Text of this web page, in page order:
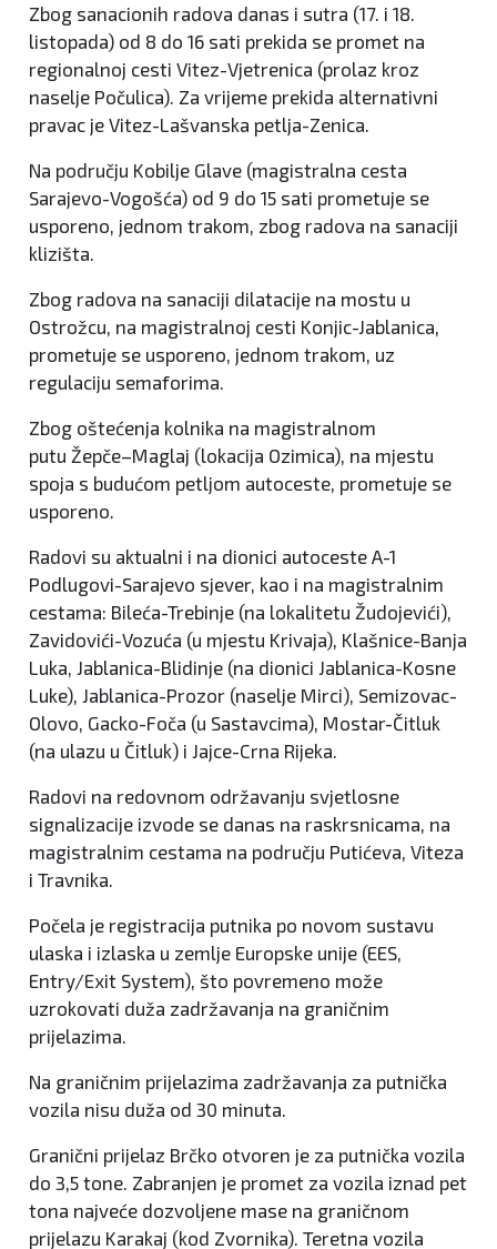
Zbog sanacionih radova danas i sutra (17. i 18.
listopada) od 8 do 16 sati prekida se promet na
regionalnoj cesti Vitez-Vjetrenica (prolaz kroz
naselje Počulica). Za vrijeme prekida alternativni
pravac je Vitez-Lašvanska petlja-Zenica.
Na području Kobilje Glave (magistralna cesta
Sarajevo-Vogošća) od 9 do 15 sati prometuje se
usporeno, jednom trakom, zbog radova na sanaciji
klizišta.
Zbog radova na sanaciji dilatacije na mostu u
Ostrožcu, na magistralnoj cesti Konjic-Jablanica,
prometuje se usporeno, jednom trakom, uz
regulaciju semaforima.
Zbog oštećenja kolnika na magistralnom
putu Žepče–Maglaj (lokacija Ozimica), na mjestu
spoja s budućom petljom autoceste, prometuje se
usporeno.
Radovi su aktualni i na dionici autoceste A-1
Podlugovi-Sarajevo sjever, kao i na magistralnim
cestama: Bileća-Trebinje (na lokalitetu Žudojevići),
Zavidovići-Vozuća (u mjestu Krivaja), Klašnice-Banja
Luka, Jablanica-Blidinje (na dionici Jablanica-Kosne
Luke), Jablanica-Prozor (naselje Mirci), Semizovac-
Olovo, Gacko-Foča (u Sastavcima), Mostar-Čitluk
(na ulazu u Čitluk) i Jajce-Crna Rijeka.
Radovi na redovnom održavanju svjetlosne
signalizacije izvode se danas na raskrsnicama, na
magistralnim cestama na području Putićeva, Viteza
i Travnika.
Počela je registracija putnika po novom sustavu
ulaska i izlaska u zemlje Europske unije (EES,
Entry/Exit System), što povremeno može
uzrokovati duža zadržavanja na graničnim
prijelazima.
Na graničnim prijelazima zadržavanja za putnička
vozila nisu duža od 30 minuta.
Granični prijelaz Brčko otvoren je za putnička vozila
do 3,5 tone. Zabranjen je promet za vozila iznad pet
tona najveće dozvoljene mase na graničnom
prijelazu Karakaj (kod Zvornika). Teretna vozila